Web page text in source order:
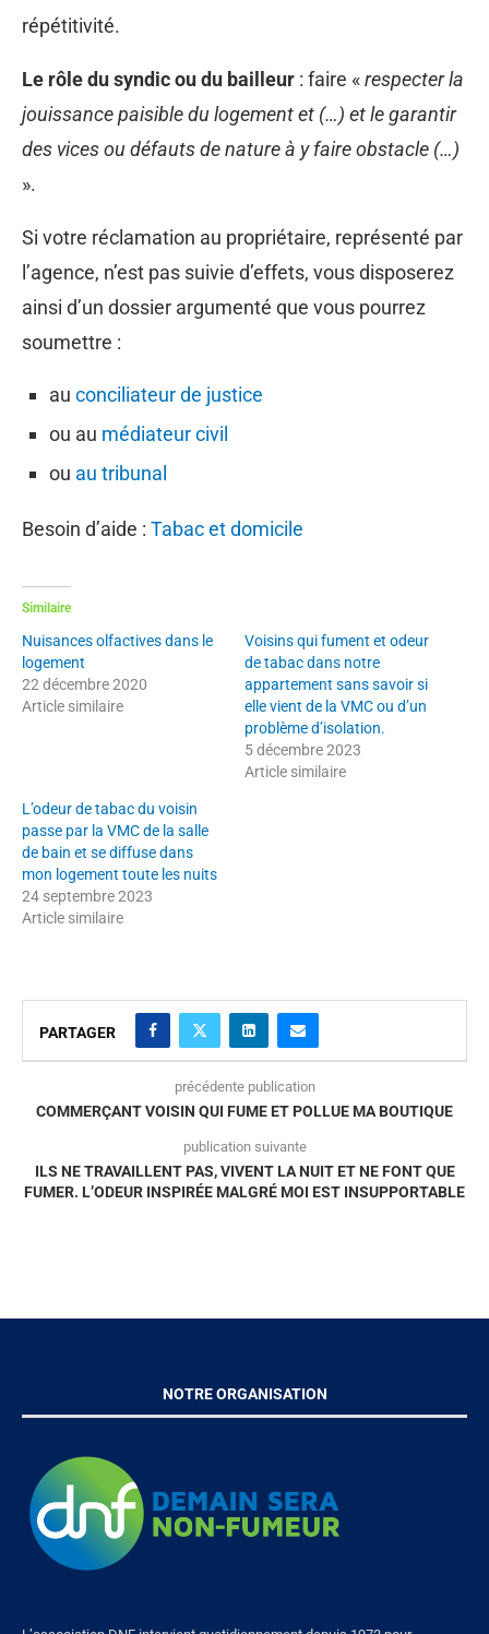
répétitivité.
Le rôle du syndic ou du bailleur : faire «respecter la
jouissance paisible du logement et (…) et le garantir
des vices ou défauts de nature à y faire obstacle (…)
».
Si votre réclamation au propriétaire, représenté par
l’agence, n’est pas suivie d’effets, vous disposerez
ainsi d’un dossier argumenté que vous pourrez
soumettre :
au conciliateur de justice
ou au médiateur civil
ou au tribunal
Besoin d’aide : Tabac et domicile
Similaire
Nuisances olfactives dans le
logement
22 décembre 2020
Article similaire
Voisins qui fument et odeur
de tabac dans notre
appartement sans savoir si
elle vient de la VMC ou d’un
problème d’isolation.
5 décembre 2023
Article similaire
L’odeur de tabac du voisin
passe par la VMC de la salle
de bain et se diffuse dans
mon logement toute les nuits
24 septembre 2023
Article similaire
PARTAGER
précédente publication
COMMERÇANT VOISIN QUI FUME ET POLLUE MA BOUTIQUE
publication suivante
ILS NE TRAVAILLENT PAS, VIVENT LA NUIT ET NE FONT QUE
FUMER. L’ODEUR INSPIRÉE MALGRÉ MOI EST INSUPPORTABLE
NOTRE ORGANISATION